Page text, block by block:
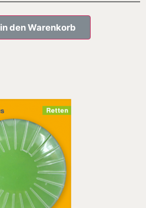
in den Warenkorb